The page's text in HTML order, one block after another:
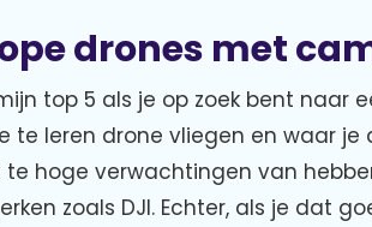
drones met
top 5 als je op zoek bent naar
te leren drone vliegen en waar
te hoge verwachtingen van
zoals DJI. Echter, als je dat